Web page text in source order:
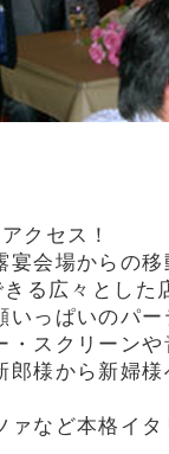
クセス！
会場からの移
る広々とした
っぱいのパー
スクリーンや
郎様から新婦
など本格イタ